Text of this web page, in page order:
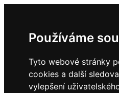
Používáme
Tyto webové stránky
cookies a další
vylepšení